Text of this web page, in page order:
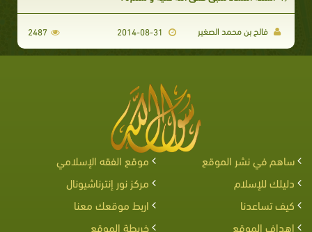
فالح بن محمد الصغير 2487
ساهم في نشر الموقع
موقع الفقه الإسلامي
دليلك للإسلام
مركز نور إنترناشيونال
كيف تساعدنا
اربط موقعك معنا
اهداف الموقع
خريطة الموقع